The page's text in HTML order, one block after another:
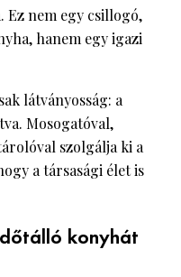
Ez nem egy csillogó,
hanem egy igazi
látványosság: a
Mosogatóval,
szolgálja ki a
a társasági élet is
konyhát